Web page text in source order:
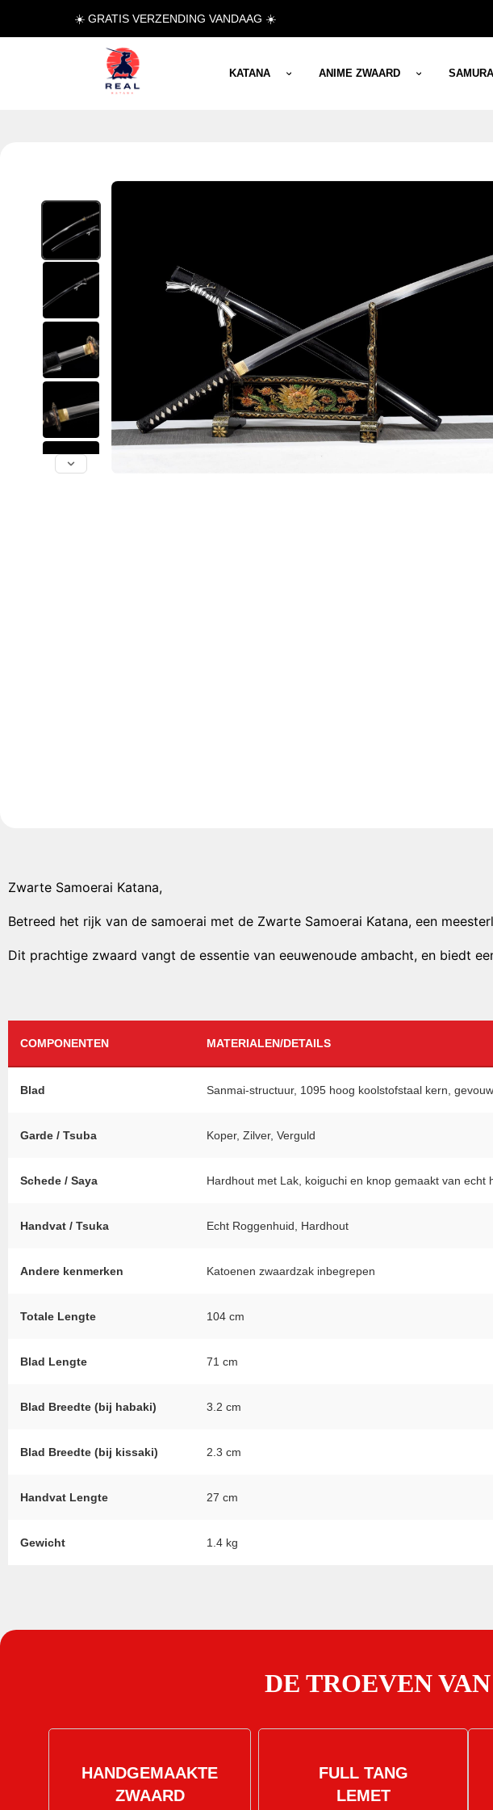
☀️ GRATIS VERZENDING VANDAAG ☀️
KATANA ANIME ZWAARD
Zwarte Samoerai Katana,
Betreed het rijk van de samoerai met de Zwarte Samoerai Katana, een
Dit prachtige zwaard vangt de essentie van eeuwenoude ambacht, en biedt
COMPONENTEN MATERIALEN/DETAILS
Blad Sanmai-structuur, 1095 hoog koolstofstaal kern,
Garde / Tsuba Koper, Zilver, Verguld
Schede / Saya Hardhout met Lak, koiguchi en knop gemaakt van echt
Handvat / Tsuka Echt Roggenhuid, Hardhout
Andere kenmerken Katoenen zwaardzak inbegrepen
Totale Lengte 104 cm
Blad Lengte 71 cm
Blad Breedte (bij habaki) 3.2 cm
Blad Breedte (bij kissaki) 2.3 cm
Handvat Lengte 27 cm
Gewicht 1.4 kg
DE TROEVEN
HANDGEMAAKTE
ZWAARD
FULL TANG
LEMET